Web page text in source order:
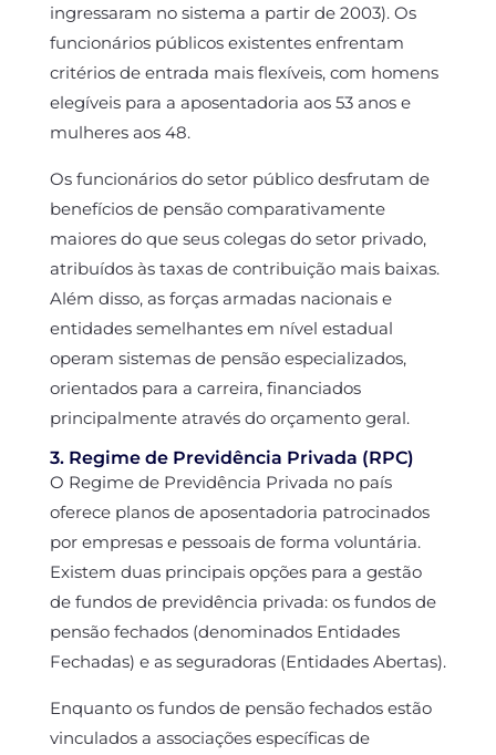
ingressaram no sistema a partir de 2003). Os
funcionários públicos existentes enfrentam
critérios de entrada mais flexíveis, com homens
elegíveis para a aposentadoria aos 53 anos e
mulheres aos 48.
Os funcionários do setor público desfrutam de
benefícios de pensão comparativamente
maiores do que seus colegas do setor privado,
atribuídos às taxas de contribuição mais baixas.
Além disso, as forças armadas nacionais e
entidades semelhantes em nível estadual
operam sistemas de pensão especializados,
orientados para a carreira, financiados
principalmente através do orçamento geral.
3. Regime de Previdência Privada (RPC)
O Regime de Previdência Privada no país
oferece planos de aposentadoria patrocinados
por empresas e pessoais de forma voluntária.
Existem duas principais opções para a gestão
de fundos de previdência privada: os fundos de
pensão fechados (denominados Entidades
Fechadas) e as seguradoras (Entidades Abertas).
Enquanto os fundos de pensão fechados estão
vinculados a associações específicas de